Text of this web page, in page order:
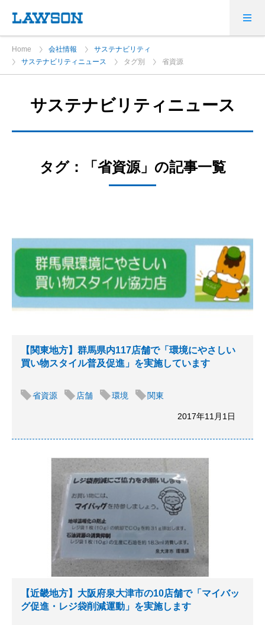
Home 会社情報
サステナビリティ
サステナビリティニュース
タグ別 省資源
サステナビリティニュース
タグ：「省資源」の記事一覧
【関東地方】群馬県内117店舗で「環境にやさしい
買い物スタイル普及促進」を実施しています
省資源 店舗 環境 関東
2017年11月1日
【近畿地方】大阪府泉大津市の10店舗で「マイバッ
グ促進・レジ袋削減運動」を実施します